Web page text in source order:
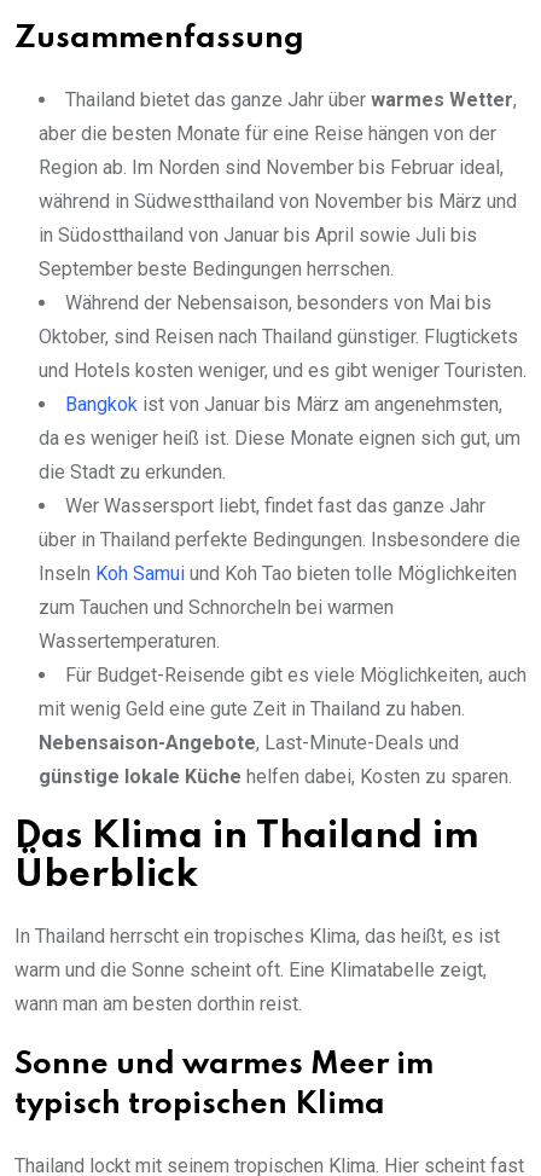
Zusammenfassung
Thailand bietet das ganze Jahr über warmes Wetter,
aber die besten Monate für eine Reise hängen von der
Region ab. Im Norden sind November bis Februar ideal,
während in Südwestthailand von November bis März und
in Südostthailand von Januar bis April sowie Juli bis
September beste Bedingungen herrschen.
Während der Nebensaison, besonders von Mai bis
Oktober, sind Reisen nach Thailand günstiger. Flugtickets
und Hotels kosten weniger, und es gibt weniger Touristen.
Bangkok ist von Januar bis März am angenehmsten,
da es weniger heiß ist. Diese Monate eignen sich gut, um
die Stadt zu erkunden.
Wer Wassersport liebt, findet fast das ganze Jahr
über in Thailand perfekte Bedingungen. Insbesondere die
Inseln Koh Samui und Koh Tao bieten tolle Möglichkeiten
zum Tauchen und Schnorcheln bei warmen
Wassertemperaturen.
Für Budget-Reisende gibt es viele Möglichkeiten, auch
mit wenig Geld eine gute Zeit in Thailand zu haben.
Nebensaison-Angebote, Last-Minute-Deals und
günstige lokale Küche helfen dabei, Kosten zu sparen.
Das Klima in Thailand im
Überblick
In Thailand herrscht ein tropisches Klima, das heißt, es ist
warm und die Sonne scheint oft. Eine Klimatabelle zeigt,
wann man am besten dorthin reist.
Sonne und warmes Meer im
typisch tropischen Klima
Thailand lockt mit seinem tropischen Klima. Hier scheint fast